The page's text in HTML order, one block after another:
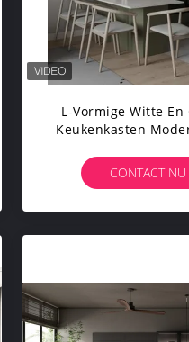
L-Vormige Witte En
Keukenkasten
CONTACT NU